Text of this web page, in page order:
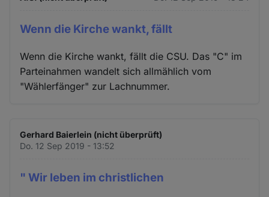
Wenn die Kirche wankt, fällt
Wenn die Kirche wankt, fällt die CSU. Das "C" im
Parteinahmen wandelt sich allmählich vom
"Wählerfänger" zur Lachnummer.
Gerhard Baierlein (nicht überprüft)
Do. 12 Sep 2019 - 13:52
" Wir leben im christlichen